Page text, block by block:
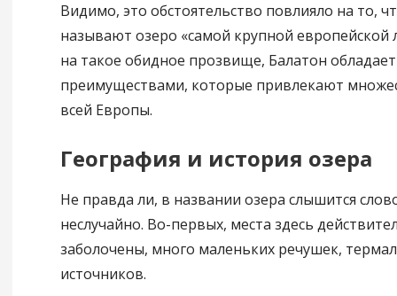
Видимо, это обстоятельство повлияло на то,
называют озеро «самой крупной европейской
на такое обидное прозвище, Балатон
преимуществами, которые привлекают
всей Европы.
География и история озера
Не правда ли, в названии озера слышится
неслучайно. Во-первых, места здесь
заболочены, много маленьких речушек,
источников.